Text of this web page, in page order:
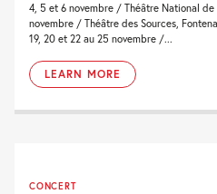
4, 5 et 6 novembre / Théâtre National de
novembre / Théâtre des Sources,
19, 20 et 22 au 25 novembre /...
LEARN MORE
CONCERT